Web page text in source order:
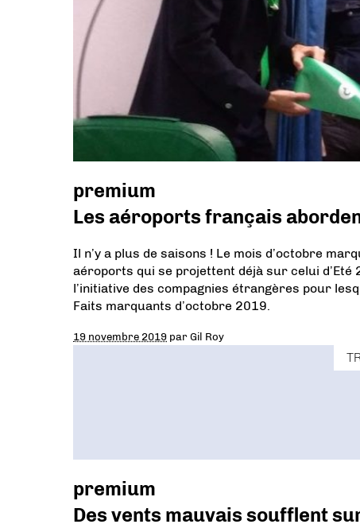
premium
Les aéroports français
Il n’y a plus de saisons ! Le mois d’octobre
aéroports qui se projettent déjà sur celui d’Eté
l’initiative des compagnies étrangères pour
Faits marquants d’octobre 2019.
19 novembre 2019 parGil Roy
premium
Des vents mauvais soufflent